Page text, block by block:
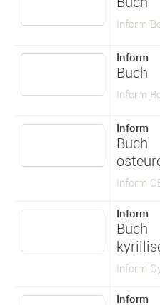
Inform
Inform
Buch
Inform
Inform
Buch
Inform
Inform
Buch
Inform
Inform